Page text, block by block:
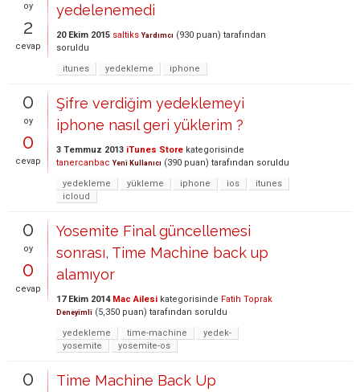
oy
2
cevap
yedelenemedi
20 Ekim 2015 saltiks Yardımcı (930 puan) tarafından
soruldu
itunes
yedekleme iphone
0
oy
0
cevap
Şifre verdiğim yedeklemeyi
iphone nasıl geri yüklerim ?
3 Temmuz 2013 iTunes Store kategorisinde
tanercanbac Yeni Kullanıcı (390 puan) tarafından soruldu
yedekleme
yükleme iphone ios
itunes
icloud
0
oy
0
cevap
Yosemite Final güncellemesi
sonrası, Time Machine back up
alamıyor
17 Ekim 2014 Mac Ailesi kategorisinde Fatih Toprak
Deneyimli (5,350 puan) tarafından soruldu
yedekleme
time-machine
yedek-
yosemite
yosemite-os
0
Time Machine Back Up